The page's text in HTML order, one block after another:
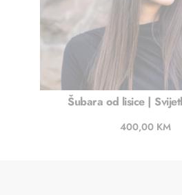
Šubara od lisice |
400,00 KM